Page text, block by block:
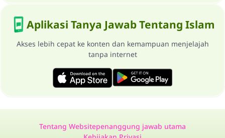
Aplikasi Tanya Jawab Tentang Islam
Akses lebih cepat ke konten dan kemampuan menjelajah
tanpa internet
Tentang Websitepenanggung jawab utama